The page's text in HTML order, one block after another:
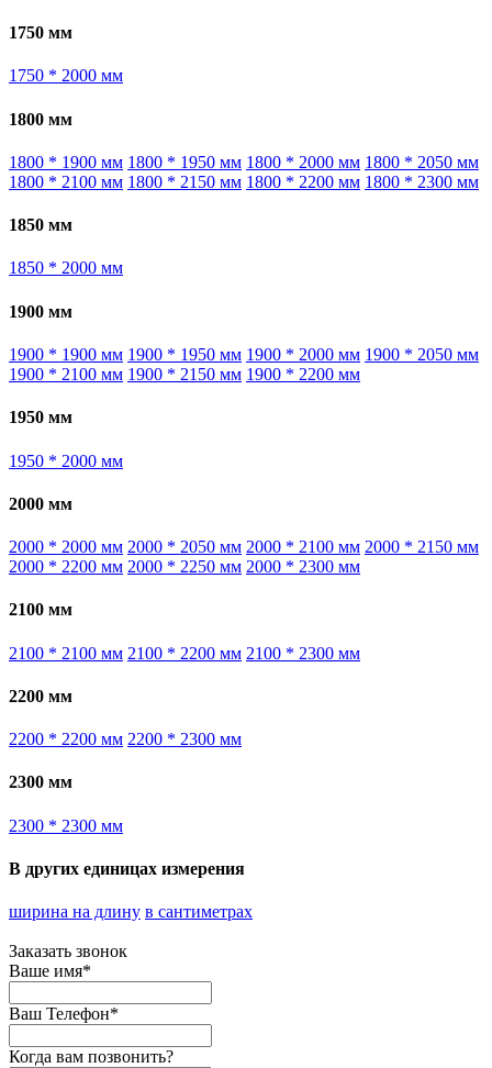
1750 мм
1750 * 2000 мм
1800 мм
1800 * 1900 мм 1800 * 1950 мм 1800 * 2000 мм 1800 * 2050 мм
1800 * 2100 мм 1800 * 2150 мм 1800 * 2200 мм 1800 * 2300 мм
1850 мм
1850 * 2000 мм
1900 мм
1900 * 1900 мм 1900 * 1950 мм 1900 * 2000 мм 1900 * 2050 мм
1900 * 2100 мм 1900 * 2150 мм 1900 * 2200 мм
1950 мм
1950 * 2000 мм
2000 мм
2000 * 2000 мм 2000 * 2050 мм 2000 * 2100 мм 2000 * 2150 мм
2000 * 2200 мм 2000 * 2250 мм 2000 * 2300 мм
2100 мм
2100 * 2100 мм 2100 * 2200 мм 2100 * 2300 мм
2200 мм
2200 * 2200 мм 2200 * 2300 мм
2300 мм
2300 * 2300 мм
В других единицах измерения
ширина на длину в сантиметрах
Заказать звонок
Ваше имя*
Ваш Телефон*
Когда вам позвонить?